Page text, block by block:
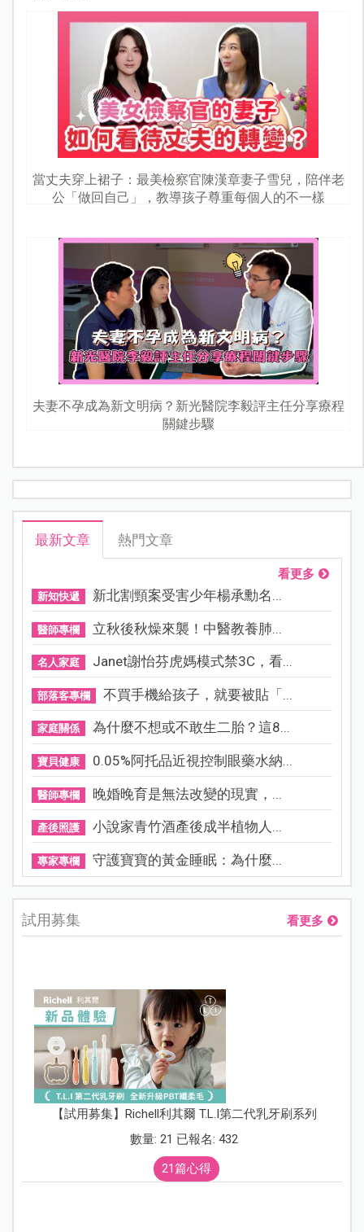
當丈夫穿上裙子：最美檢察官陳漢章妻子雪兒，陪伴老
公「做回自己」，教導孩子尊重每個人的不一樣
夫妻不孕成為新文明病？新光醫院李毅評主任分享療程
關鍵步驟
最新文章 熱門文章
看更多
新知快遞 新北割頸案受害少年楊承勳名...
醫師專欄 立秋後秋燥來襲！中醫教養肺...
名人家庭 Janet謝怡芬虎媽模式禁3C，看...
部落客專欄 不買手機給孩子，就要被貼「...
家庭關係 為什麼不想或不敢生二胎？這8...
寶貝健康 0.05%阿托品近視控制眼藥水納...
醫師專欄 晚婚晚育是無法改變的現實，...
產後照護 小說家青竹酒產後成半植物人...
專家專欄 守護寶寶的黃金睡眠：為什麼...
試用募集 看更多
【試用募集】Richell利其爾 T.L.I第二代乳牙刷系列
數量: 21 已報名: 432
21篇心得